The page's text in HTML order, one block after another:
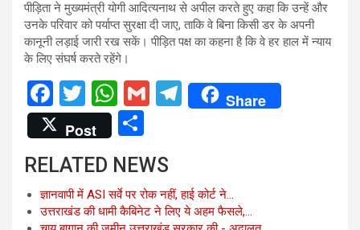
पीड़िता ने मुख्यमंत्री योगी आदित्यनाथ से अपील करते हुए कहा कि उन्हें और
उनके परिवार को पर्याप्त सुरक्षा दी जाए, ताकि वे बिना किसी डर के अपनी
कानूनी लड़ाई जारी रख सकें। पीड़ित पक्ष का कहना है कि वे हर हाल में न्याय
के लिए संघर्ष करते रहेंगे।
F
a
ce
b
o
o
T
wi
tt
er
W
h
at
s
A
p
G
T
a
m
Share
Post
h
ar
e
RELATED NEWS
ज्ञानवापी में ASI सर्वे पर रोक नहीं, हाई कोर्ट ने…
उत्तराखंड की धामी कैबिनेट ने लिए ये अहम फैसले,…